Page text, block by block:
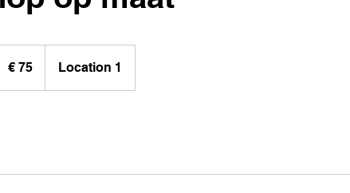
€ 75 Location 1